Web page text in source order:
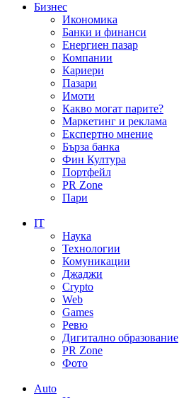
Бизнес
Икономика
Банки и финанси
Енергиен пазар
Компании
Кариери
Пазари
Имоти
Какво могат парите?
Маркетинг и реклама
Експертно мнение
Бърза банка
Фин Култура
Портфейл
PR Zone
Пари
IT
Наука
Технологии
Комуникации
Джаджи
Crypto
Web
Games
Ревю
Дигитално образование
PR Zone
Фото
Auto